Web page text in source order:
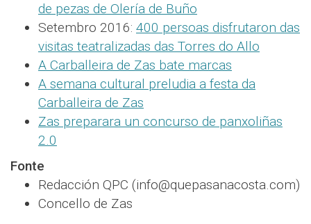
de pezas de Olería de Buño
Setembro 2016: 400 persoas disfrutaron das
visitas teatralizadas das Torres do Allo
A Carballeira de Zas bate marcas
A semana cultural preludia a festa da
Carballeira de Zas
Zas preparara un concurso de panxoliñas
2.0
Fonte
Redacción QPC (info@quepasanacosta.com)
Concello de Zas